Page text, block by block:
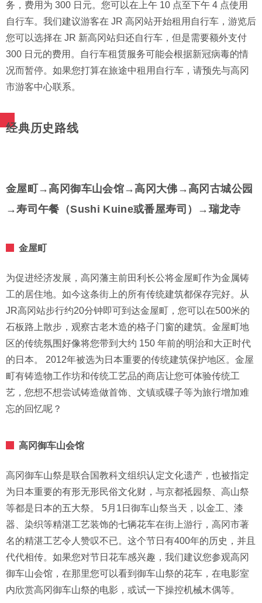
务，费用为 300 日元。您可以在上午 10 点至下午 4 点使用
自行车。我们建议游客在 JR 高冈站开始租用自行车，游览后
您可以选择在 JR 新高冈站归还自行车，但是需要额外支付
300 日元的费用。自行车租赁服务可能会根据新冠病毒的情
况而暂停。如果您打算在旅途中租用自行车，请预先与高冈
市游客中心联系。
经典历史路线
金屋町→高冈御车山会馆→高冈大佛→高冈古城公园
→寿司午餐（Sushi Kuine或番屋寿司）→瑞龙寺
金屋町
为促进经济发展，高冈藩主前田利长公将金屋町作为金属铸
工的居住地。如今这条街上的所有传统建筑都保存完好。从
JR高冈站步行约20分钟即可到达金屋町，您可以在500米的
石板路上散步，观察古老木造的格子门窗的建筑。金屋町地
区的传统氛围好像将您带到大约 150 年前的明治和大正时代
的日本。 2012年被选为日本重要的传统建筑保护地区。金屋
町有铸造物工作坊和传统工艺品的商店让您可体验传统工
艺，您想不想尝试铸造做首饰、文镇或碟子等为旅行增加难
忘的回忆呢？
高冈御车山会馆
高冈御车山祭是联合国教科文组织认定文化遗产，也被指定
为日本重要的有形无形民俗文化财，与京都祗园祭、高山祭
等都是日本的五大祭。 5月1日御车山祭当天，以金工、漆
器、染织等精湛工艺装饰的七辆花车在街上游行，高冈市著
名的精湛工艺令人赞叹不已。这个节日有400年的历史，并且
代代相传。如果您对节日花车感兴趣，我们建议您参观高冈
御车山会馆，在那里您可以看到御车山祭的花车，在电影室
内欣赏高冈御车山祭的电影，或试一下操控机械木偶等。